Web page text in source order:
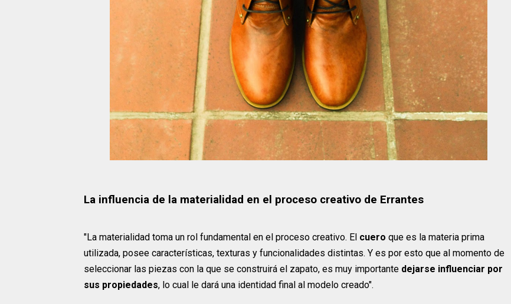
La influencia de la materialidad en el proceso creativo de Errantes
"La materialidad toma un rol fundamental en el proceso creativo. El cuero que es la materia prima
utilizada, posee características, texturas y funcionalidades distintas. Y es por esto que al momento de
seleccionar las piezas con la que se construirá el zapato, es muy importante dejarse influenciar por
sus propiedades, lo cual le dará una identidad final al modelo creado".